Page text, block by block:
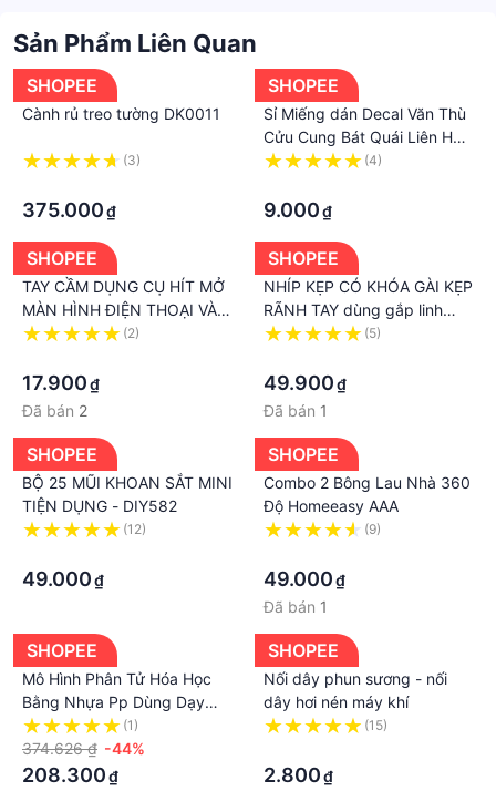
Sản Phẩm Liên Quan
SHOPEE
Cành rủ treo tường DK0011
(3)
375.000₫
SHOPEE
Sỉ Miếng dán Decal Văn Thù
Cửu Cung Bát Quái Liên Hoa
Sinh Đại sư
(4)
9.000₫
SHOPEE
TAY CẦM DỤNG CỤ HÍT MỞ
MÀN HÌNH ĐIỆN THOẠI VÀ
TIVI LCD DỄ DÀNG - DIY992
(2)
17.900₫
Đã bán 2
SHOPEE
NHÍP KẸP CÓ KHÓA GÀI KẸP
RÃNH TAY dùng gắp linh
kiện điện tử, vật nhỏ –
(5)
49.900₫
Đã bán 1
SHOPEE
BỘ 25 MŨI KHOAN SẮT MINI
TIỆN DỤNG - DIY582
(12)
49.000₫
SHOPEE
Combo 2 Bông Lau Nhà 360
Độ Homeeasy AAA
(9)
49.000₫
Đã bán 1
SHOPEE
Mô Hình Phân Tử Hóa Học
Bằng Nhựa Pp Dùng Dạy
Học
(1)
374.626 ₫ -44%
208.300₫
SHOPEE
Nối dây phun sương - nối
dây hơi nén máy khí
(15)
2.800₫